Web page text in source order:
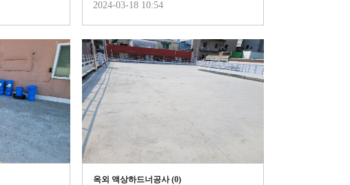
2024-03-18 10:54
옥외 액상하드너공사 (0)